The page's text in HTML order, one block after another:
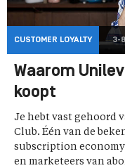
CUSTOMER LOYALTY 3-
Waarom
koopt
Je hebt vast gehoord
Club. Één van de
subscription
en marketeers van